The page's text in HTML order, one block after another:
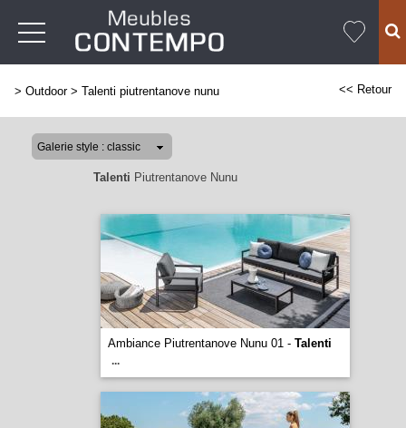
> Outdoor> Talenti piutrentanove nunu << Retour
Talenti Piutrentanove Nunu
Ambiance Piutrentanove Nunu 01 - Talenti
...